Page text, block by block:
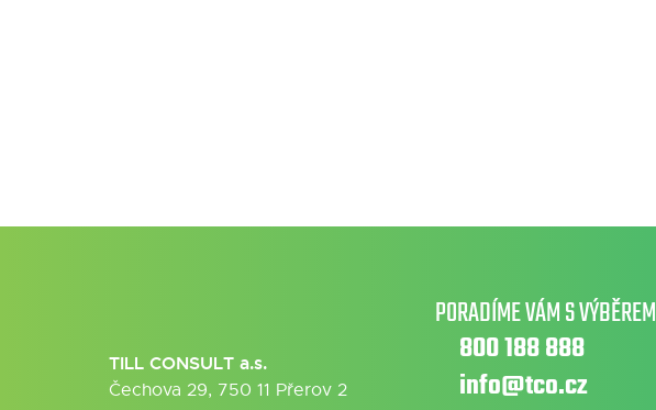
TILL CONSULT a.s.
Čechova 29, 750 11 Přerov 2
PORADÍME VÁM S VÝBĚREM
800 188 888
info@tco.cz